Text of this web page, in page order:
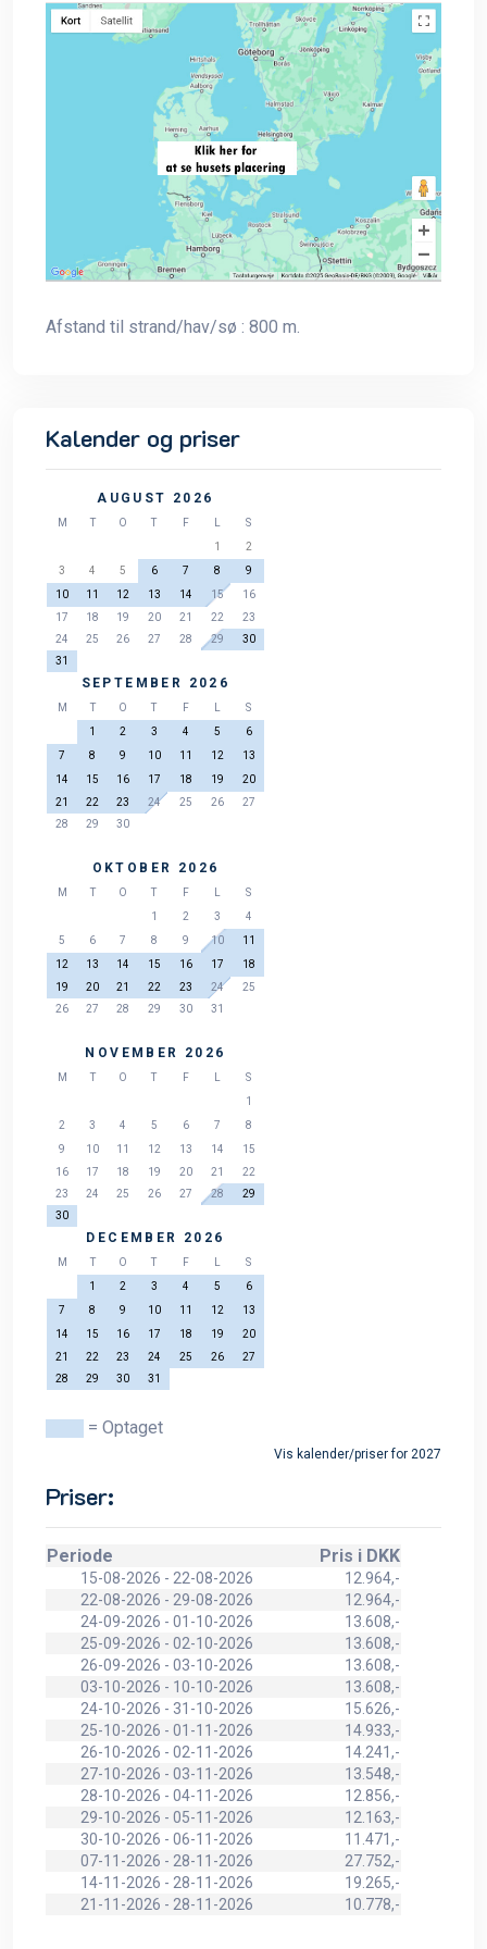
Afstand til strand/hav/sø : 800 m.
Kalender og priser
AUGUST 2026
M T O T F
S
1
2
3
4 5 6 7 8
9
10
11 12 13 14 15
16
17
18 19 20 21 22
23
24
25 26 27 28 29
30
31
SEPTEMBER 2026
M T O T F
S
1
2 3 4 5
6
7
8 9 10 11 12
13
14
15 16 17 18 19
20
21
22 23 24 25 26
27
28
29 30
OKTOBER 2026
M T O T F
S
1
2 3
4
5
6 7 8 9 10
11
12
13 14 15 16 17
18
19
20 21 22 23 24
25
26
27 28 29 30 31
NOVEMBER 2026
M T O T F
S
1
2
3 4 5 6 7
8
9
10 11 12 13 14
15
16
17 18 19 20 21
22
23
24 25 26 27 28
29
30
DECEMBER 2026
M T O T F
S
1
2 3 4 5
6
7
8 9 10 11 12
13
14
15 16 17 18 19
20
21
22 23 24 25 26
27
28
29 30 31
= Optaget
Vis kalender/priser for 2027
Priser:
Periode Pris i DKK
15-08-2026 - 22-08-2026
12.964,-
22-08-2026 - 29-08-2026
12.964,-
24-09-2026 - 01-10-2026
13.608,-
25-09-2026 - 02-10-2026
13.608,-
26-09-2026 - 03-10-2026
13.608,-
03-10-2026 - 10-10-2026
13.608,-
24-10-2026 - 31-10-2026
15.626,-
25-10-2026 - 01-11-2026
14.933,-
26-10-2026 - 02-11-2026
14.241,-
27-10-2026 - 03-11-2026
13.548,-
28-10-2026 - 04-11-2026
12.856,-
29-10-2026 - 05-11-2026
12.163,-
30-10-2026 - 06-11-2026
11.471,-
07-11-2026 - 28-11-2026
27.752,-
14-11-2026 - 28-11-2026
19.265,-
21-11-2026 - 28-11-2026
10.778,-